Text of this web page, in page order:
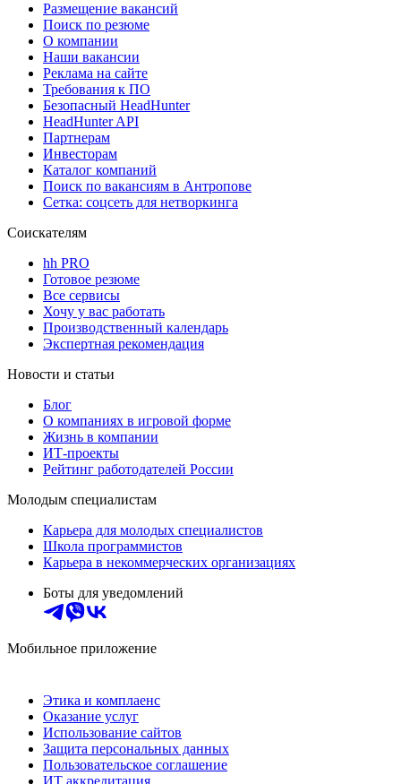
Размещение вакансий
Поиск по резюме
О компании
Наши вакансии
Реклама на сайте
Требования к ПО
Безопасный HeadHunter
HeadHunter API
Партнерам
Инвесторам
Каталог компаний
Поиск по вакансиям в Антропове
Сетка: соцсеть для нетворкинга
Соискателям
hh PRO
Готовое резюме
Все сервисы
Хочу у вас работать
Производственный календарь
Экспертная рекомендация
Новости и статьи
Блог
О компаниях в игровой форме
Жизнь в компании
ИТ-проекты
Рейтинг работодателей России
Молодым специалистам
Карьера для молодых специалистов
Школа программистов
Карьера в некоммерческих организациях
Боты для уведомлений
Мобильное приложение
Этика и комплаенс
Оказание услуг
Использование сайтов
Защита персональных данных
Пользовательское соглашение